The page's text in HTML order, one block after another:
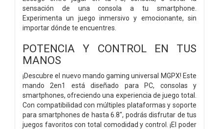
sensación de una consola a tu smartphone.
Experimenta un juego inmersivo y emocionante, sin
importar dónde te encuentres.
POTENCIA Y CONTROL EN TUS
MANOS
¡Descubre el nuevo mando gaming universal MGPX! Este
mando 2en1 está diseñado para PC, consolas y
smartphones, ofreciendo una experiencia de juego total.
Con compatibilidad con múltiples plataformas y soporte
para smartphones de hasta 6.8", podrás disfrutar de tus
juegos favoritos con total comodidad y control. ¡El poder